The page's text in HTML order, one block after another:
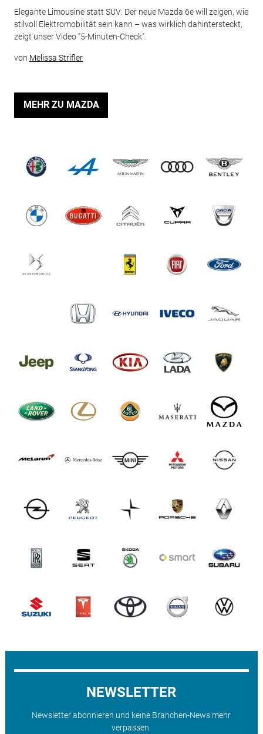
Elegante Limousine statt SUV: Der neue Mazda 6e will zeigen, wie
stilvoll Elektromobilität sein kann – was wirklich dahintersteckt,
zeigt unser Video "5-Minuten-Check".
von Melissa Strifler
MEHR ZU MAZDA
NEWSLETTER
Newsletter abonnieren und keine Branchen-News mehr
verpassen.